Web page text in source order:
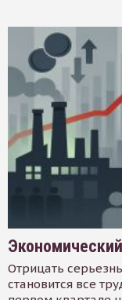
Отрицать
становится все